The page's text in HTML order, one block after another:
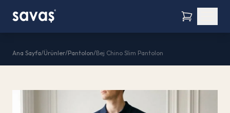
Ana Sayfa/Ürünler/Pantolon/Bej Chino Slim Pantolon